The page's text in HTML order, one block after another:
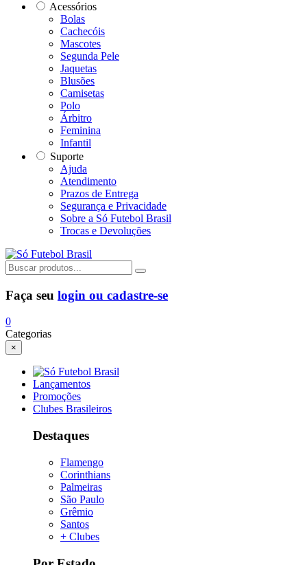
Acessórios
Bolas
Cachecóis
Mascotes
Segunda Pele
Jaquetas
Blusões
Camisetas
Polo
Árbitro
Feminina
Infantil
Suporte
Ajuda
Atendimento
Prazos de Entrega
Segurança e Privacidade
Sobre a Só Futebol Brasil
Trocas e Devoluções
Faça seu login ou cadastre-se
0
Categorias
×
Lançamentos
Promoções
Clubes Brasileiros
Destaques
Flamengo
Corinthians
Palmeiras
São Paulo
Grêmio
Santos
+ Clubes